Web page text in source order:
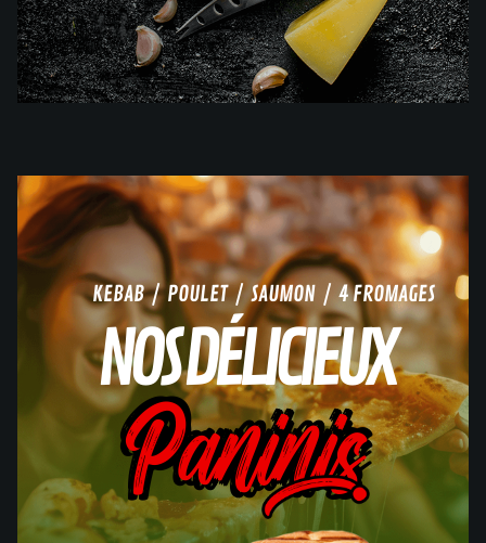
KEBAB / POULET / SAUMON / 4 FROMAGES
NOS DÉLICIEUX
Paninis